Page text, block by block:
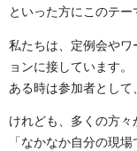
といった方にこのテー
私たちは、定例会や
ョンに接しています。
ある時は参加者として
けれども、多くの方々
「なかなか自分の現